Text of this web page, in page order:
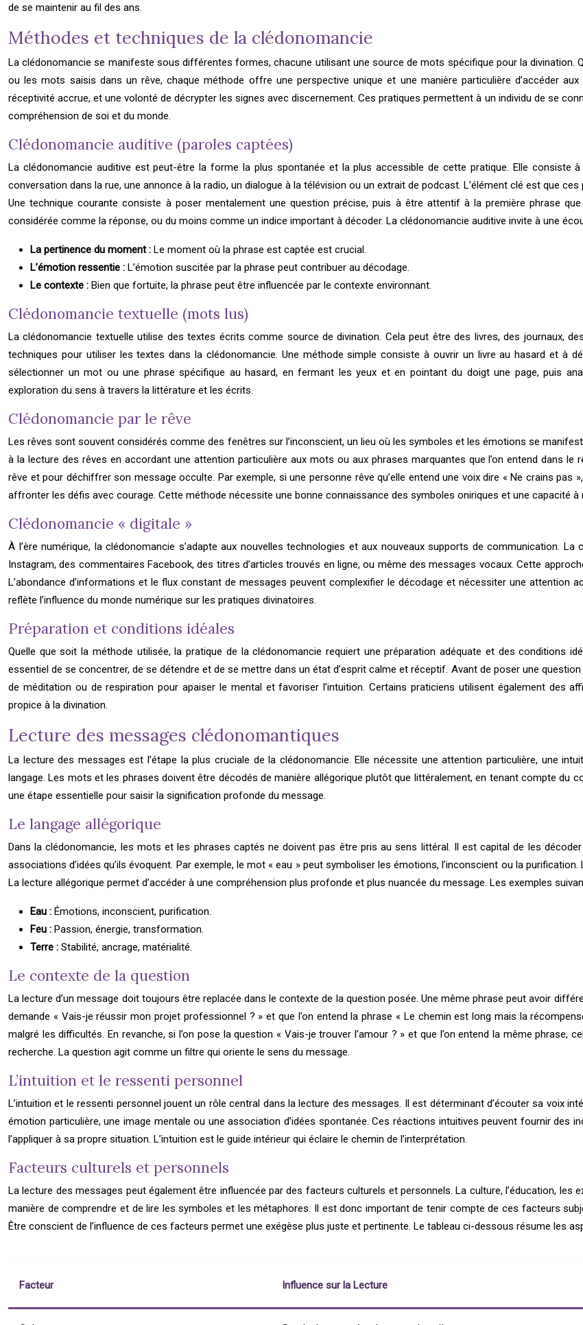
de se maintenir au fil des ans.
Méthodes et techniques de la clédonomancie
La clédonomancie se manifeste sous différentes formes, chacune utilisant une source de mots spécifique pour la divination.
ou les mots saisis dans un rêve, chaque méthode offre une perspective unique et une manière particulière d’accéder
réceptivité accrue, et une volonté de décrypter les signes avec discernement. Ces pratiques permettent à un individu de se
compréhension de soi et du monde.
Clédonomancie auditive (paroles captées)
La clédonomancie auditive est peut-être la forme la plus spontanée et la plus accessible de cette pratique. Elle consiste
conversation dans la rue, une annonce à la radio, un dialogue à la télévision ou un extrait de podcast. L’élément clé est que
Une technique courante consiste à poser mentalement une question précise, puis à être attentif à la première phrase
considérée comme la réponse, ou du moins comme un indice important à décoder. La clédonomancie auditive invite à une
La pertinence du moment : Le moment où la phrase est captée est crucial.
L’émotion ressentie : L’émotion suscitée par la phrase peut contribuer au décodage.
Le contexte : Bien que fortuite, la phrase peut être influencée par le contexte environnant.
Clédonomancie textuelle (mots lus)
La clédonomancie textuelle utilise des textes écrits comme source de divination. Cela peut être des livres, des journaux,
techniques pour utiliser les textes dans la clédonomancie. Une méthode simple consiste à ouvrir un livre au hasard et à
sélectionner un mot ou une phrase spécifique au hasard, en fermant les yeux et en pointant du doigt une page, puis
exploration du sens à travers la littérature et les écrits.
Clédonomancie par le rêve
Les rêves sont souvent considérés comme des fenêtres sur l’inconscient, un lieu où les symboles et les émotions se
à la lecture des rêves en accordant une attention particulière aux mots ou aux phrases marquantes que l’on entend dans
rêve et pour déchiffrer son message occulte. Par exemple, si une personne rêve qu’elle entend une voix dire « Ne crains
affronter les défis avec courage. Cette méthode nécessite une bonne connaissance des symboles oniriques et une capacité à
Clédonomancie « digitale »
À l’ère numérique, la clédonomancie s’adapte aux nouvelles technologies et aux nouveaux supports de communication.
Instagram, des commentaires Facebook, des titres d’articles trouvés en ligne, ou même des messages vocaux. Cette
L’abondance d’informations et le flux constant de messages peuvent complexifier le décodage et nécessiter une attention
reflète l’influence du monde numérique sur les pratiques divinatoires.
Préparation et conditions idéales
Quelle que soit la méthode utilisée, la pratique de la clédonomancie requiert une préparation adéquate et des conditions
essentiel de se concentrer, de se détendre et de se mettre dans un état d’esprit calme et réceptif. Avant de poser une
de méditation ou de respiration pour apaiser le mental et favoriser l’intuition. Certains praticiens utilisent également des
propice à la divination.
Lecture des messages clédonomantiques
La lecture des messages est l’étape la plus cruciale de la clédonomancie. Elle nécessite une attention particulière, une
langage. Les mots et les phrases doivent être décodés de manière allégorique plutôt que littéralement, en tenant compte du
une étape essentielle pour saisir la signification profonde du message.
Le langage allégorique
Dans la clédonomancie, les mots et les phrases captés ne doivent pas être pris au sens littéral. Il est capital de les
associations d’idées qu’ils évoquent. Par exemple, le mot « eau » peut symboliser les émotions, l’inconscient ou la
La lecture allégorique permet d’accéder à une compréhension plus profonde et plus nuancée du message. Les exemples
Eau : Émotions, inconscient, purification.
Feu : Passion, énergie, transformation.
Terre : Stabilité, ancrage, matérialité.
Le contexte de la question
La lecture d’un message doit toujours être replacée dans le contexte de la question posée. Une même phrase peut avoir
demande « Vais-je réussir mon projet professionnel ? » et que l’on entend la phrase « Le chemin est long mais la
malgré les difficultés. En revanche, si l’on pose la question « Vais-je trouver l’amour ? » et que l’on entend la même phrase,
recherche. La question agit comme un filtre qui oriente le sens du message.
L’intuition et le ressenti personnel
L’intuition et le ressenti personnel jouent un rôle central dans la lecture des messages. Il est déterminant d’écouter sa voix
émotion particulière, une image mentale ou une association d’idées spontanée. Ces réactions intuitives peuvent fournir des
l’appliquer à sa propre situation. L’intuition est le guide intérieur qui éclaire le chemin de l’interprétation.
Facteurs culturels et personnels
La lecture des messages peut également être influencée par des facteurs culturels et personnels. La culture, l’éducation,
manière de comprendre et de lire les symboles et les métaphores. Il est donc important de tenir compte de ces facteurs
Être conscient de l’influence de ces facteurs permet une exégèse plus juste et pertinente. Le tableau ci-dessous résume les
Facteur Influence sur la Lecture